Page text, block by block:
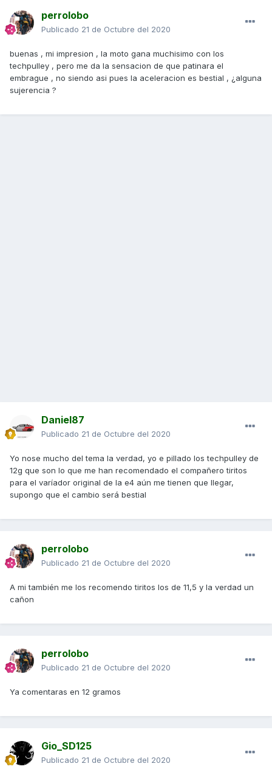
perrolobo
Publicado 21 de Octubre del 2020
buenas , mi impresion , la moto gana muchisimo con los
techpulley , pero me da la sensacion de que patinara el
embrague , no siendo asi pues la aceleracion es bestial , ¿alguna
sujerencia ?
Daniel87
Publicado 21 de Octubre del 2020
Yo nose mucho del tema la verdad, yo e pillado los techpulley de
12g que son lo que me han recomendado el compañero tiritos
para el varíador original de la e4 aún me tienen que llegar,
supongo que el cambio será bestial
perrolobo
Publicado 21 de Octubre del 2020
A mi también me los recomendo tiritos los de 11,5 y la verdad un
cañon
perrolobo
Publicado 21 de Octubre del 2020
Ya comentaras en 12 gramos
Gio_SD125
Publicado 21 de Octubre del 2020